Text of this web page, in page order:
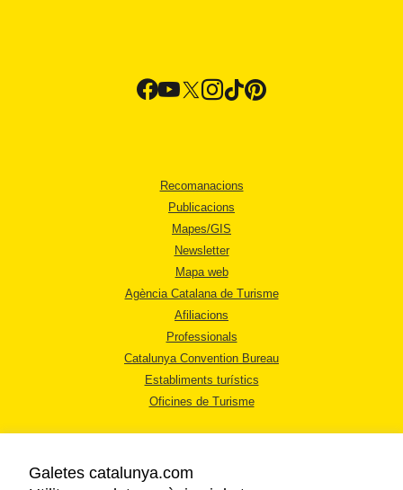
Recomanacions
Publicacions
Mapes/GIS
Newsletter
Mapa web
Agència Catalana de Turisme
Afiliacions
Professionals
Catalunya Convention Bureau
Establiments turístics
Oficines de Turisme
Galetes catalunya.com